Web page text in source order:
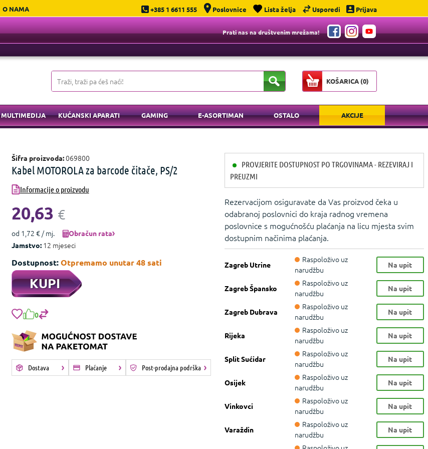
O NAMA +385 1 6611 555 Poslovnice Lista želja Usporedi Prijava
Prati nas na društvenim mrežama!
KOŠARICA (0)
MULTIMEDIJA KUĆANSKI APARATI GAMING E-ASORTIMAN OSTALO AKCIJE
Šifra proizvoda:069800
Kabel MOTOROLA za barcode čitače, PS/2
Informacije o proizvodu
20,63 €
od 1,72 € / mj.
Obračun rata
Jamstvo:12 mjeseci
Dostupnost:Otpremamo unutar 48 sati
KUPI
0
Dostava Plaćanje Post-prodajna podrška
PROVJERITE DOSTUPNOST PO TRGOVINAMA - REZEVIRAJ I
PREUZMI
Rezervacijom osiguravate da Vas proizvod čeka u
odabranoj poslovnici do kraja radnog vremena
poslovnice s mogućnošću plaćanja na licu mjesta svim
dostupnim načinima plaćanja.
Zagreb Utrine
Raspoloživo uz
narudžbu
Na upit
Zagreb Špansko
Raspoloživo uz
narudžbu
Na upit
Zagreb Dubrava
Raspoloživo uz
narudžbu
Na upit
Rijeka
Raspoloživo uz
narudžbu
Na upit
Split Sućidar
Raspoloživo uz
narudžbu
Na upit
Osijek
Raspoloživo uz
narudžbu
Na upit
Vinkovci
Raspoloživo uz
narudžbu
Na upit
Varaždin
Raspoloživo uz
narudžbu
Na upit